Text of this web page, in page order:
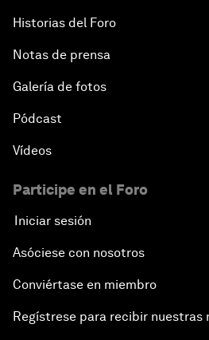
Historias del Foro
Notas de prensa
Galería de fotos
Pódcast
Vídeos
Participe en el Foro
Iniciar sesión
Asóciese con nosotros
Conviértase en miembro
Regístrese para recibir nuestras